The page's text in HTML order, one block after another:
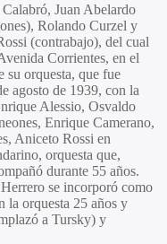
Juan Abelardo
Rolando Curzel y
(contrabajo), del cual
Corrientes, en el
su orquesta, que fue
agosto de 1939, con la
Alessio, Osvaldo
Enrique Camerano,
Aniceto Rossi en
orquesta que,
durante 55 años.
se incorporó como
la orquesta 25 años y
a Tursky) y